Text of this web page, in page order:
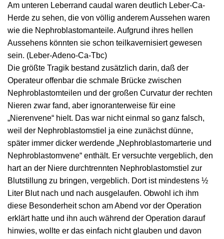
Am unteren Leberrand caudal waren deutlich Leber-Ca-
Herde zu sehen, die von völlig anderem Aussehen waren
wie die Nephroblastomanteile. Aufgrund ihres hellen
Aussehens könnten sie schon teilkavernisiert gewesen
sein. (Leber-Adeno-Ca-Tbc)
Die größte Tragik bestand zusätzlich darin, daß der
Operateur offenbar die schmale Brücke zwischen
Nephroblastomteilen und der großen Curvatur der rechten
Nieren zwar fand, aber ignoranterweise für eine
„Nierenvene“ hielt. Das war nicht einmal so ganz falsch,
weil der Nephroblastomstiel ja eine zunächst dünne,
später immer dicker werdende „Nephroblastomarterie und
Nephroblastomvene“ enthält. Er versuchte vergeblich, den
hart an der Niere durchtrennten Nephroblastomstiel zur
Blutstillung zu bringen, vergeblich. Dort ist mindestens ½
Liter Blut nach und nach ausgelaufen. Obwohl ich ihm
diese Besonderheit schon am Abend vor der Operation
erklärt hatte und ihn auch während der Operation darauf
hinwies, wollte er das einfach nicht glauben und davon